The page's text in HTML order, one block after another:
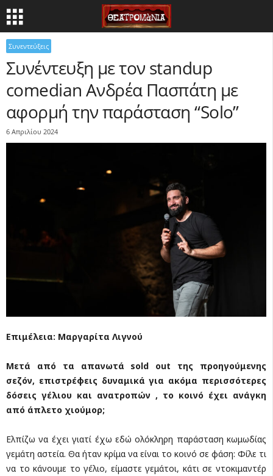
Συνεντεύξεις
Συνέντευξη με τον standup
comedian Ανδρέα Πασπάτη με
αφορμή την παράσταση “Solo”
6 Απριλίου 2024
Επιμέλεια: Μαργαρίτα Λιγνού
Μετά από τα απανωτά sold out της προηγούμενης
σεζόν, επιστρέφεις δυναμικά για ακόμα περισσότερες
δόσεις γέλιου και ανατροπών , το κοινό έχει ανάγκη
από άπλετο χιούμορ;
Ελπίζω να έχει γιατί έχω εδώ ολόκληρη παράσταση κωμωδίας
γεμάτη αστεία. Θα ήταν κρίμα να είναι το κοινό σε φάση: Φίλε τι
να το κάνουμε το γέλιο, είμαστε γεμάτοι, κάτι σε ντοκιμαντέρ